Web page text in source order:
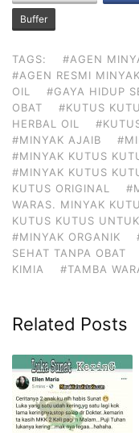
Buffer
TAGS:
#AGEN
#AGEN RESMI
OIL
#GAYA HIDUP
OBAT
#KUTUS
HERBAL OIL
#MINYAK AJAIB
#MINYAK KUTUS
#MINYAK KUTUS
KUTUS ORIGINAL
WARAS. MINYAK
KUTUS KUTUS
#MINYAK ORGANIK
SEHAT TANPA OBAT
KIMIA
#TAMBA
Related Posts